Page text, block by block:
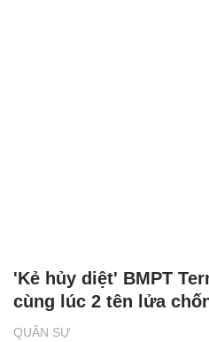
QUÂN SỰ
'Kẻ hủy diệt' BMPT
cùng lúc 2 tên lửa